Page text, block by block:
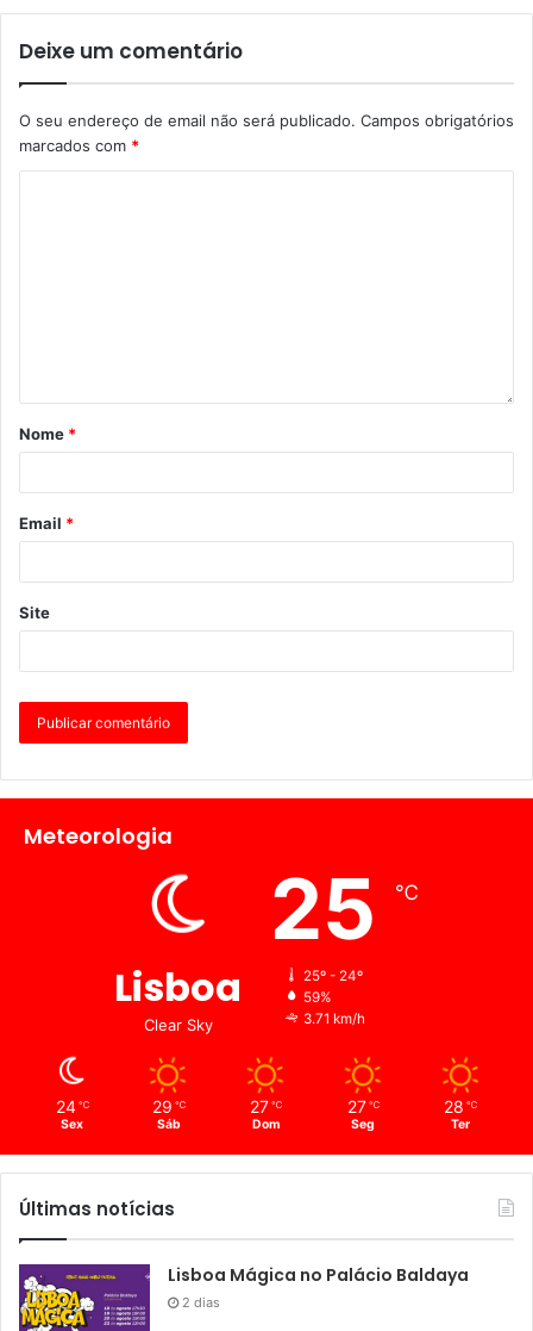
Deixe um comentário
O seu endereço de email não será publicado. Campos obrigatórios
marcados com *
Nome *
Email *
Site
Meteorologia
Lisboa
Clear Sky
25 ℃
25º - 24º
59%
3.71 km/h
24 ℃
Sex
29 ℃
Sáb
27 ℃
Dom
27 ℃
Seg
28 ℃
Ter
Últimas notícias
Lisboa Mágica no Palácio Baldaya
2 dias